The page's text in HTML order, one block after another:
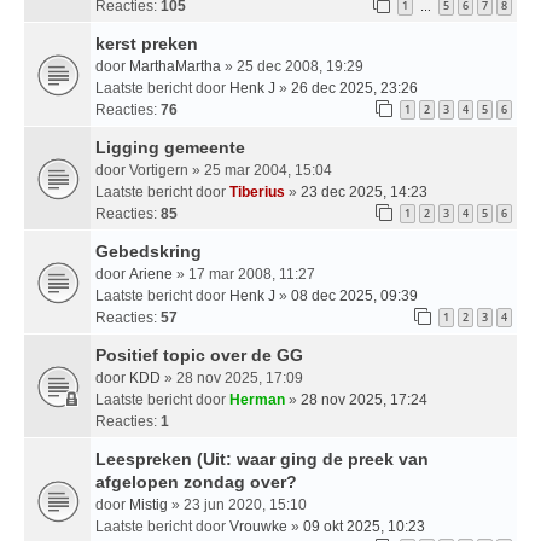
Reacties: 105 1 … 5 6 7 8
kerst preken
door MarthaMartha » 25 dec 2008, 19:29
Laatste bericht door Henk J » 26 dec 2025, 23:26
Reacties: 76 1 2 3 4 5 6
Ligging gemeente
door Vortigern » 25 mar 2004, 15:04
Laatste bericht door Tiberius » 23 dec 2025, 14:23
Reacties: 85 1 2 3 4 5 6
Gebedskring
door Ariene » 17 mar 2008, 11:27
Laatste bericht door Henk J » 08 dec 2025, 09:39
Reacties: 57 1 2 3 4
Positief topic over de GG
door KDD » 28 nov 2025, 17:09
Laatste bericht door Herman » 28 nov 2025, 17:24
Reacties: 1
Leespreken (Uit: waar ging de preek van
afgelopen zondag over?
door Mistig » 23 jun 2020, 15:10
Laatste bericht door Vrouwke » 09 okt 2025, 10:23